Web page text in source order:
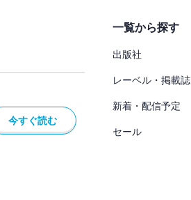
今すぐ読む
一覧から探す
出版社
レーベル・掲載誌
新着・配信予定
セール